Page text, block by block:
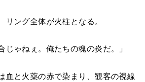
ング全体が火柱となる。
じゃねぇ。俺たちの魂の炎だ。」
血と火薬の赤で染まり、観客の視線